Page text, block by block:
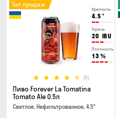
Крепость
4.5 °
Горечь
20 IBU
Плотность
13 %
(5)
Топ продаж
Пиво Forever La Tomatina
Tomato Ale 0.5л
Светлое, Нефильтрованное, 4.5°